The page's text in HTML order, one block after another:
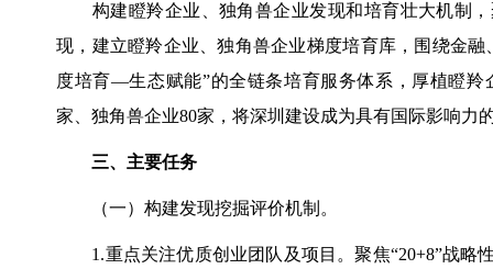
构建瞪羚企业、独角兽企业发现和培育壮大机制，
现，建立瞪羚企业、独角兽企业梯度培育库，围绕金
度培育—生态赋能”的全链条培育服务体系，厚植瞪羚
家、独角兽企业80家，将深圳建设成为具有国际影响力
三、主要任务
（一）构建发现挖掘评价机制。
1.重点关注优质创业团队及项目。聚焦“20+8”战略